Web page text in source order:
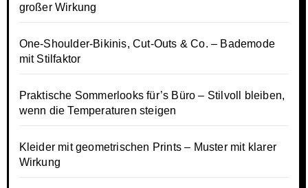
großer Wirkung
One-Shoulder-Bikinis, Cut-Outs & Co. – Bademode
mit Stilfaktor
Praktische Sommerlooks für’s Büro – Stilvoll bleiben,
wenn die Temperaturen steigen
Kleider mit geometrischen Prints – Muster mit klarer
Wirkung